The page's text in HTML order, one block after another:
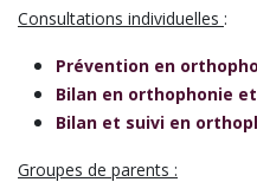
Consultations individuelles :
Prévention en
Bilan en orthophonie
Bilan et suivi en
Groupes de parents :